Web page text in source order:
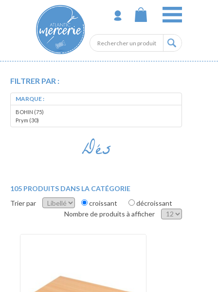
FILTRER PAR :
MARQUE :
BOHIN (75)
Prym (30)
Dés
105 PRODUITS DANS LA CATÉGORIE
Trier par
croissant
décroissant
Nombre de produits à afficher